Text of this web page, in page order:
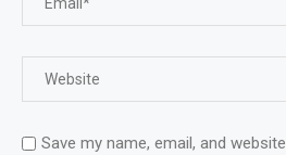
Save my name, email, and